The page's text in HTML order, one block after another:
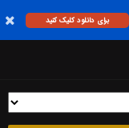
برای دانلود کلیک کنید